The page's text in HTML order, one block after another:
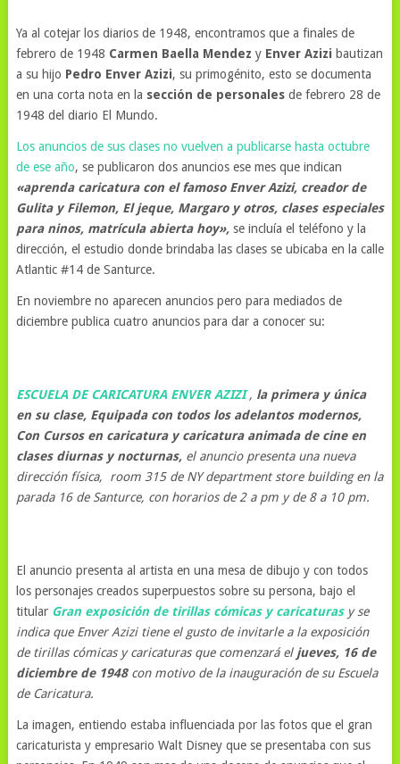
Ya al cotejar los diarios de 1948, encontramos que a finales de
febrero de 1948 Carmen Baella Mendez y Enver Azizi bautizan
a su hijo Pedro Enver Azizi, su primogénito, esto se documenta
en una corta nota en la sección de personalesde febrero 28 de
1948 del diario El Mundo.
Los anuncios de sus clases no vuelven a publicarse hasta octubre
de ese año, se publicaron dos anuncios ese mes que indican
«aprenda caricatura con el famoso Enver Azizi, creador de
Gulita y Filemon, El jeque, Margaro y otros, clases especiales
para ninos, matrícula abierta hoy»,se incluía el teléfono y la
dirección, el estudio donde brindaba las clases se ubicaba en la calle
Atlantic #14 de Santurce.
En noviembre no aparecen anuncios pero para mediados de
diciembre publica cuatro anuncios para dar a conocer su:
ESCUELA DE CARICATURA ENVER AZIZI , la primera y única
en su clase, Equipada con todos los adelantos modernos,
Con Cursos en caricatura y caricatura animada de cine en
clases diurnas y nocturnas, el anuncio presenta una nueva
dirección física, room 315 de NY department store building en la
parada 16 de Santurce, con horarios de 2 a pm y de 8 a 10 pm.
El anuncio presenta al artista en una mesa de dibujo y con todos
los personajes creados superpuestos sobre su persona, bajo el
titular Gran exposición de tirillas cómicas y caricaturas y se
indica que Enver Azizi tiene el gusto de invitarle a la exposición
de tirillas cómicas y caricaturas que comenzará el jueves, 16 de
diciembre de 1948 con motivo de la inauguración de su Escuela
de Caricatura.
La imagen, entiendo estaba influenciada por las fotos que el gran
caricaturista y empresario Walt Disney que se presentaba con sus